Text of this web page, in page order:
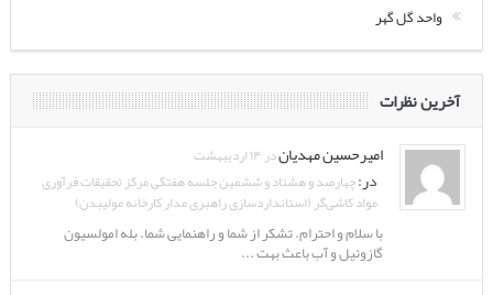
واحد گل گهر
آخرین نظرات
امیرحسین مهدیاندر ۱۴ اردیبهشت
در:چهارصد و هشتاد و ششمین جلسه هفتگی مرکز تحقیقات فرآوری
مواد کاشی‌گر (استانداردسازی راهبری مدار کارخانه مولیبدن)
با سلام و احترام. تشکر از شما و راهنمایی شما. بله امولسیون
گازوئیل و آب باعث بهت ...